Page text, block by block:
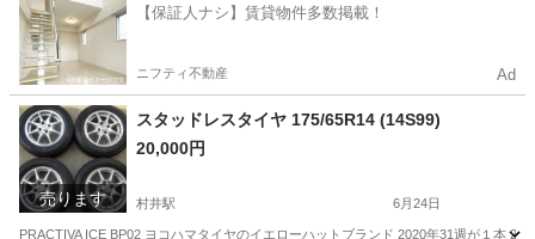
【保証人ナシ】賃貸物件多数掲載！
ニフティ不動産 Ad
売ります
スタッドレスタイヤ 175/65R14 (14S99)
20,000円
村井駅 6月24日
PRACTIVA ICE BP02 ヨコハマタイヤのイエローハットブランド 2020年31週が１本